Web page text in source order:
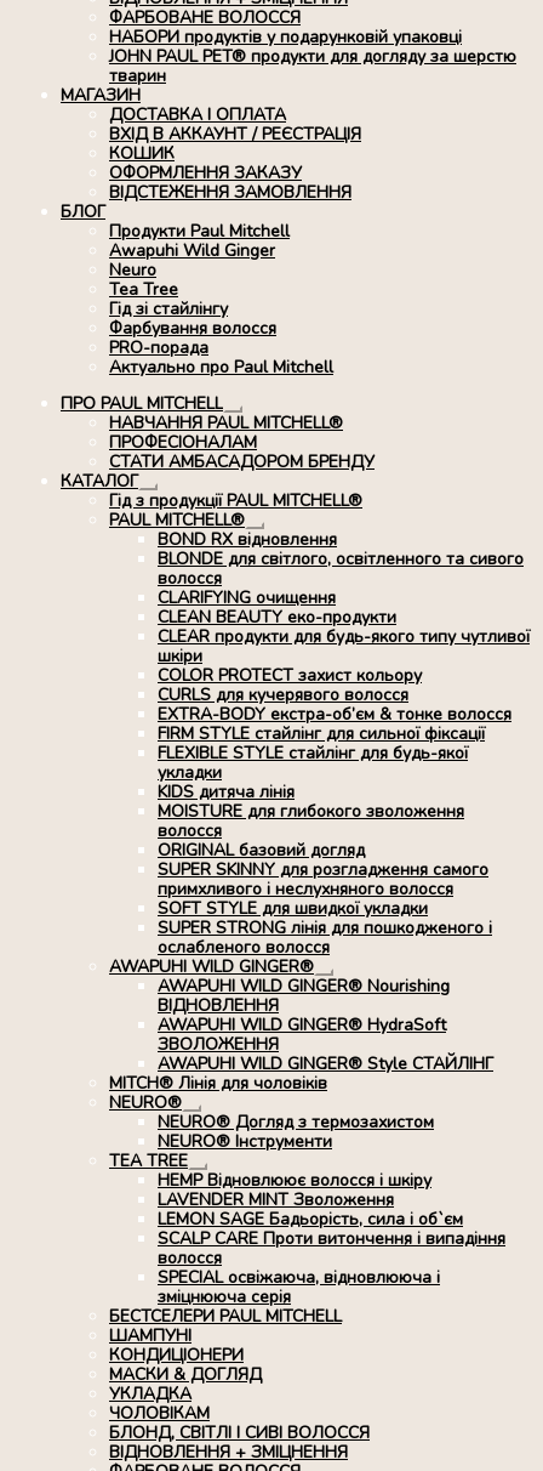
ФАРБОВАНЕ ВОЛОССЯ
НАБОРИ продуктів у подарунковій упаковці
JOHN PAUL PET® продукти для догляду за шерстю
тварин
МАГАЗИН
ДОСТАВКА І ОПЛАТА
ВХІД В АККАУНТ / РЕЄСТРАЦІЯ
КОШИК
ОФОРМЛЕННЯ ЗАКАЗУ
ВІДСТЕЖЕННЯ ЗАМОВЛЕННЯ
БЛОГ
Продукти Paul Mitchell
Awapuhi Wild Ginger
Neuro
Tea Tree
Гід зі стайлінгу
Фарбування волосся
PRO-порада
Актуально про Paul Mitchell
ПРО PAUL MITCHELL
Розгорнуте
вкладене
меню
НАВЧАННЯ PAUL MITCHELL®
ПРОФЕСІОНАЛАМ
СТАТИ АМБАСАДОРОМ БРЕНДУ
КАТАЛОГ
Розгорнуте
вкладене
меню
Гід з продукції PAUL MITCHELL®
PAUL MITCHELL®
Розгорнуте
вкладене
меню
BOND RX вiдновлення
BLONDE для світлого, освітленного та сивого
волосся
CLARIFYING очищення
CLEAN BEAUTY еко-продукти
CLEAR продукти для будь-якого типу чутливої
шкіри
COLOR PROTECT захист кольору
CURLS для кучерявого волосся
EXTRA-BODY екстра-об’єм & тонке волосся
FIRM STYLE стайлінг для сильної фіксації
FLEXIBLE STYLE стайлінг для будь-якої
укладки
KIDS дитяча лінія
MOISTURE для глибокого зволоження
волосся
ORIGINAL базовий догляд
SUPER SKINNY для розгладження самого
примхливого і неслухняного волосся
SOFT STYLE для швидкої укладки
SUPER STRONG лінія для пошкодженого і
ослабленого волосся
AWAPUHI WILD GINGER®
Розгорнуте
вкладене
меню
AWAPUHI WILD GINGER® Nourishing
ВІДНОВЛЕННЯ
AWAPUHI WILD GINGER® HydraSoft
ЗВОЛОЖЕННЯ
AWAPUHI WILD GINGER® Style СТАЙЛІНГ
MITCH® Лінія для чоловіків
NEURO®
Розгорнуте
вкладене
меню
NEURO® Догляд з термозахистом
NEURO® Інструменти
TEA TREE
Розгорнуте
вкладене
меню
HEMP Відновлюює волосся і шкіру
LAVENDER MINT Зволоження
LEMON SAGE Бадьорість, сила і об`єм
SCALP CARE Проти витончення і випадіння
волосся
SPECIAL освіжаюча, відновлююча і
зміцнююча серія
БЕСТСЕЛЕРИ PAUL MITCHELL
ШАМПУНІ
КОНДИЦІОНЕРИ
МАСКИ & ДОГЛЯД
УКЛАДКА
ЧОЛОВІКАМ
БЛОНД, СВІТЛІ І СИВІ ВОЛОССЯ
ВІДНОВЛЕННЯ + ЗМІЦНЕННЯ